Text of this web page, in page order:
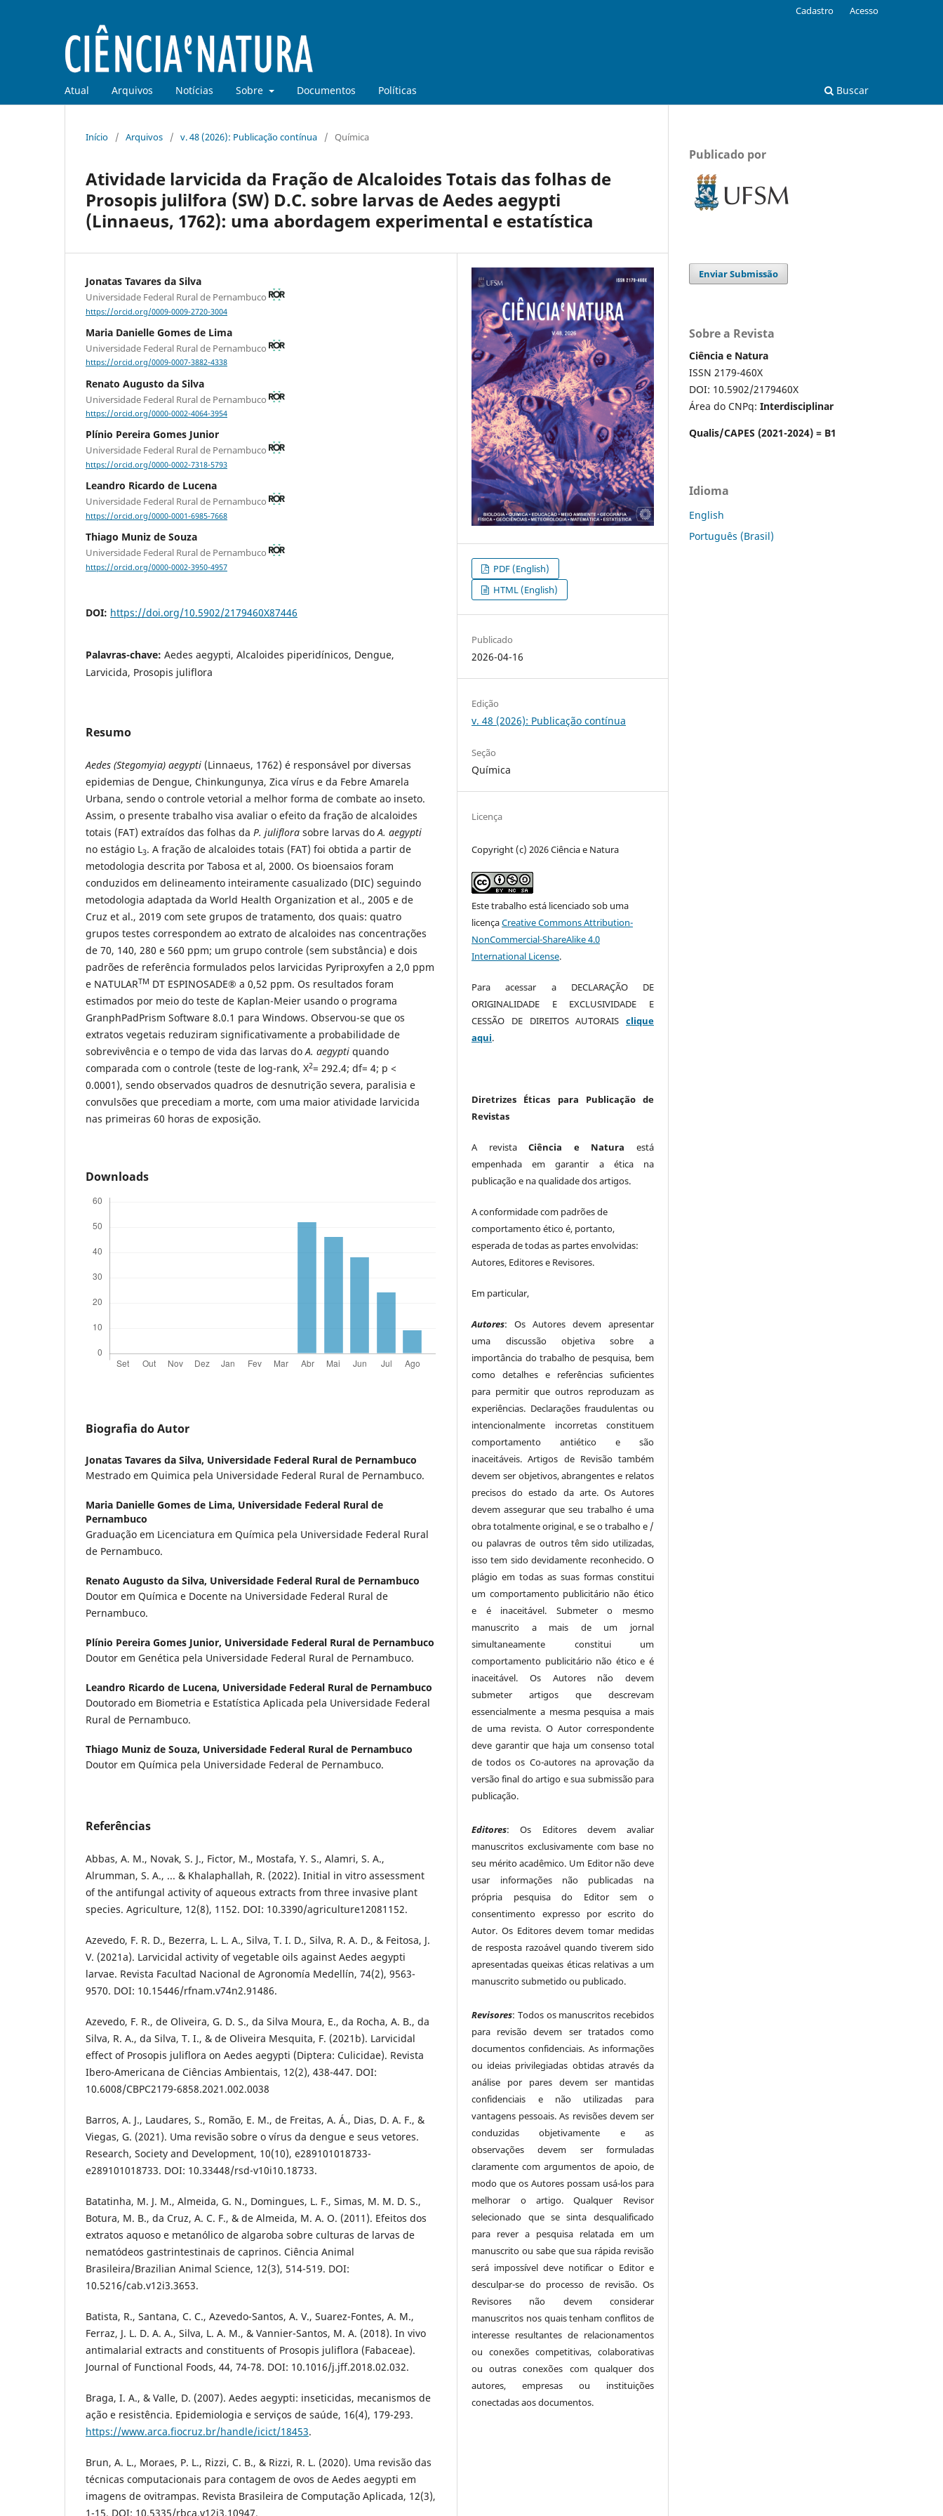
Atual Arquivos Notícias Sobre Documentos Políticas Buscar
Cadastro Acesso
Início / Arquivos / v. 48 (2026): Publicação contínua / Química
Atividade larvicida da Fração de Alcaloides Totais das folhas de
Prosopis julilfora (SW) D.C. sobre larvas de Aedes aegypti
(Linnaeus, 1762): uma abordagem experimental e estatística
Jonatas Tavares da Silva
Universidade Federal Rural de Pernambuco
https://orcid.org/0009-0009-2720-3004
Maria Danielle Gomes de Lima
Universidade Federal Rural de Pernambuco
https://orcid.org/0009-0007-3882-4338
Renato Augusto da Silva
Universidade Federal Rural de Pernambuco
https://orcid.org/0000-0002-4064-3954
Plínio Pereira Gomes Junior
Universidade Federal Rural de Pernambuco
https://orcid.org/0000-0002-7318-5793
Leandro Ricardo de Lucena
Universidade Federal Rural de Pernambuco
https://orcid.org/0000-0001-6985-7668
Thiago Muniz de Souza
Universidade Federal Rural de Pernambuco
https://orcid.org/0000-0002-3950-4957
DOI: https://doi.org/10.5902/2179460X87446
Palavras-chave: Aedes aegypti, Alcaloides piperidínicos, Dengue,
Larvicida, Prosopis juliflora
Resumo
Aedes (Stegomyia) aegypti (Linnaeus, 1762) é responsável por diversas
epidemias de Dengue, Chinkungunya, Zica vírus e da Febre Amarela
Urbana, sendo o controle vetorial a melhor forma de combate ao inseto.
Assim, o presente trabalho visa avaliar o efeito da fração de alcaloides
totais (FAT) extraídos das folhas da P. juliflora sobre larvas doA. aegypti
no estágio L3. A fração de alcaloides totais (FAT) foi obtida a partir de
metodologia descrita por Tabosa et al, 2000. Os bioensaios foram
conduzidos em delineamento inteiramente casualizado (DIC) seguindo
metodologia adaptada da World Health Organization et al., 2005 e de
Cruz et al., 2019 com sete grupos de tratamento, dos quais: quatro
grupos testes correspondem ao extrato de alcaloides nas concentrações
de 70, 140, 280 e 560 ppm; um grupo controle (sem substância) e dois
padrões de referência formulados pelos larvicidas Pyriproxyfen a 2,0 ppm
e NATULARTM DT ESPINOSADE® a 0,52 ppm. Os resultados foram
estimados por meio do teste de Kaplan-Meier usando o programa
GranphPadPrism Software 8.0.1 para Windows. Observou-se que os
extratos vegetais reduziram significativamente a probabilidade de
sobrevivência e o tempo de vida das larvas doA. aegypti quando
comparada com o controle (teste de log-rank, X2= 292.4; df= 4; p <
0.0001), sendo observados quadros de desnutrição severa, paralisia e
convulsões que precediam a morte, com uma maior atividade larvicida
nas primeiras 60 horas de exposição.
Downloads
Biografia do Autor
Jonatas Tavares da Silva, Universidade Federal Rural de Pernambuco
Mestrado em Quimica pela Universidade Federal Rural de Pernambuco.
Maria Danielle Gomes de Lima, Universidade Federal Rural de
Pernambuco
Graduação em Licenciatura em Química pela Universidade Federal Rural
de Pernambuco.
Renato Augusto da Silva, Universidade Federal Rural de Pernambuco
Doutor em Química e Docente na Universidade Federal Rural de
Pernambuco.
Plínio Pereira Gomes Junior, Universidade Federal Rural de Pernambuco
Doutor em Genética pela Universidade Federal Rural de Pernambuco.
Leandro Ricardo de Lucena, Universidade Federal Rural de Pernambuco
Doutorado em Biometria e Estatística Aplicada pela Universidade Federal
Rural de Pernambuco.
Thiago Muniz de Souza, Universidade Federal Rural de Pernambuco
Doutor em Química pela Universidade Federal de Pernambuco.
Referências
Abbas, A. M., Novak, S. J., Fictor, M., Mostafa, Y. S., Alamri, S. A.,
Alrumman, S. A., ... & Khalaphallah, R. (2022). Initial in vitro assessment
of the antifungal activity of aqueous extracts from three invasive plant
species. Agriculture, 12(8), 1152. DOI: 10.3390/agriculture12081152.
Azevedo, F. R. D., Bezerra, L. L. A., Silva, T. I. D., Silva, R. A. D., & Feitosa, J.
V. (2021a). Larvicidal activity of vegetable oils against Aedes aegypti
larvae. Revista Facultad Nacional de Agronomía Medellín, 74(2), 9563-
9570. DOI: 10.15446/rfnam.v74n2.91486.
Azevedo, F. R., de Oliveira, G. D. S., da Silva Moura, E., da Rocha, A. B., da
Silva, R. A., da Silva, T. I., & de Oliveira Mesquita, F. (2021b). Larvicidal
effect of Prosopis juliflora on Aedes aegypti (Diptera: Culicidae). Revista
Ibero-Americana de Ciências Ambientais, 12(2), 438-447. DOI:
10.6008/CBPC2179-6858.2021.002.0038
Barros, A. J., Laudares, S., Romão, E. M., de Freitas, A. Á., Dias, D. A. F., &
Viegas, G. (2021). Uma revisão sobre o vírus da dengue e seus vetores.
Research, Society and Development, 10(10), e289101018733-
e289101018733. DOI: 10.33448/rsd-v10i10.18733.
Batatinha, M. J. M., Almeida, G. N., Domingues, L. F., Simas, M. M. D. S.,
Botura, M. B., da Cruz, A. C. F., & de Almeida, M. A. O. (2011). Efeitos dos
extratos aquoso e metanólico de algaroba sobre culturas de larvas de
nematódeos gastrintestinais de caprinos. Ciência Animal
Brasileira/Brazilian Animal Science, 12(3), 514-519. DOI:
10.5216/cab.v12i3.3653.
Batista, R., Santana, C. C., Azevedo-Santos, A. V., Suarez-Fontes, A. M.,
Ferraz, J. L. D. A. A., Silva, L. A. M., & Vannier-Santos, M. A. (2018). In vivo
antimalarial extracts and constituents of Prosopis juliflora (Fabaceae).
Journal of Functional Foods, 44, 74-78. DOI: 10.1016/j.jff.2018.02.032.
Braga, I. A., & Valle, D. (2007). Aedes aegypti: inseticidas, mecanismos de
ação e resistência. Epidemiologia e serviços de saúde, 16(4), 179-293.
https://www.arca.fiocruz.br/handle/icict/18453.
Brun, A. L., Moraes, P. L., Rizzi, C. B., & Rizzi, R. L. (2020). Uma revisão das
técnicas computacionais para contagem de ovos de Aedes aegypti em
imagens de ovitrampas. Revista Brasileira de Computação Aplicada, 12(3),
1-15. DOI: 10.5335/rbca.v12i3.10947.
PDF (English)
HTML (English)
Publicado
2026-04-16
Edição
v. 48 (2026): Publicação contínua
Seção
Química
Licença
Copyright (c) 2026 Ciência e Natura
Este trabalho está licenciado sob uma
licençaCreative Commons Attribution-
NonCommercial-ShareAlike 4.0
International License.
Para acessar a DECLARAÇÃO DE
ORIGINALIDADE E EXCLUSIVIDADE E
CESSÃO DE DIREITOS AUTORAIS clique
aqui.
Diretrizes Éticas para Publicação de
Revistas
A revistaCiência e Natura está
empenhada em garantir a ética na
publicação e na qualidade dos artigos.
A conformidade com padrões de
comportamento ético é, portanto,
esperada de todas as partes envolvidas:
Autores, Editores e Revisores.
Em particular,
Autores: Os Autores devem apresentar
uma discussão objetiva sobre a
importância do trabalho de pesquisa, bem
como detalhes e referências suficientes
para permitir que outros reproduzam as
experiências. Declarações fraudulentas ou
intencionalmente incorretas constituem
comportamento antiético e são
inaceitáveis. Artigos de Revisão também
devem ser objetivos, abrangentes e relatos
precisos do estado da arte. Os Autores
devem assegurar que seu trabalho é uma
obra totalmente original, e se o trabalho e /
ou palavras de outros têm sido utilizadas,
isso tem sido devidamente reconhecido. O
plágio em todas as suas formas constitui
um comportamento publicitário não ético
e é inaceitável. Submeter o mesmo
manuscrito a mais de um jornal
simultaneamente constitui um
comportamento publicitário não ético e é
inaceitável. Os Autores não devem
submeter artigos que descrevam
essencialmente a mesma pesquisa a mais
de uma revista. O Autor correspondente
deve garantir que haja um consenso total
de todos os Co-autores na aprovação da
versão final do artigo e sua submissão para
publicação.
Editores: Os Editores devem avaliar
manuscritos exclusivamente com base no
seu mérito acadêmico. Um Editor não deve
usar informações não publicadas na
própria pesquisa do Editor sem o
consentimento expresso por escrito do
Autor. Os Editores devem tomar medidas
de resposta razoável quando tiverem sido
apresentadas queixas éticas relativas a um
manuscrito submetido ou publicado.
Revisores: Todos os manuscritos recebidos
para revisão devem ser tratados como
documentos confidenciais. As informações
ou ideias privilegiadas obtidas através da
análise por pares devem ser mantidas
confidenciais e não utilizadas para
vantagens pessoais. As revisões devem ser
conduzidas objetivamente e as
observações devem ser formuladas
claramente com argumentos de apoio, de
modo que os Autores possam usá-los para
melhorar o artigo. Qualquer Revisor
selecionado que se sinta desqualificado
para rever a pesquisa relatada em um
manuscrito ou sabe que sua rápida revisão
será impossível deve notificar o Editor e
desculpar-se do processo de revisão. Os
Revisores não devem considerar
manuscritos nos quais tenham conflitos de
interesse resultantes de relacionamentos
ou conexões competitivas, colaborativas
ou outras conexões com qualquer dos
autores, empresas ou instituições
conectadas aos documentos.
Publicado por
Enviar Submissão
Sobre a Revista
Ciência e Natura
ISSN 2179-460X
DOI: 10.5902/2179460X
Área do CNPq: Interdisciplinar
Qualis/CAPES (2021-2024) = B1
Idioma
English
Português (Brasil)